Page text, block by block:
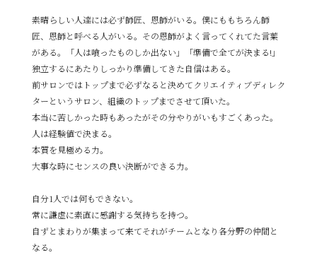
素晴らしい人達には必ず師匠、恩師がいる。僕にももちろん師
匠、恩師と呼べる人がいる。その恩師がよく言ってくれてた言葉
がある。「人は喰ったものしか出ない」「準備で全てが決まる!」
独立するにあたりしっかり準備してきた自信はある。
前サロンではトップまで必ずなると決めてクリエイティブディレク
ターというサロン、組織のトップまでさせて頂いた。
本当に苦しかった時もあったがその分やりがいもすごくあった。
人は経験値で決まる。
本質を見極める力。
大事な時にセンスの良い決断ができる力。
自分1人では何もできない。
常に謙虚に素直に感謝する気持ちを持つ。
自ずとまわりが集まって来てそれがチームとなり各分野の仲間と
なる。